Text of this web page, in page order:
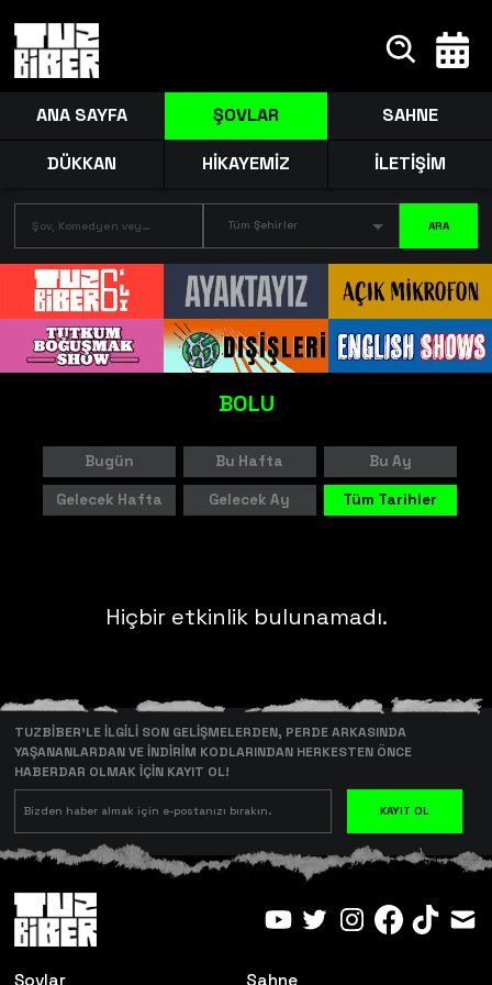
ANA SAYFA ŞOVLAR SAHNE
DÜKKAN HİKAYEMİZ İLETİŞİM
Tüm Şehirler ARA
BOLU
Bugün Bu Hafta Bu Ay
Gelecek Hafta Gelecek Ay Tüm Tarihler
Hiçbir etkinlik bulunamadı.
TUZBİBER’LE İLGİLİ SON GELİŞMELERDEN, PERDE ARKASINDA
YAŞANANLARDAN VE İNDİRİM KODLARINDAN HERKESTEN ÖNCE
HABERDAR OLMAK İÇİN KAYIT OL!
KAYIT OL